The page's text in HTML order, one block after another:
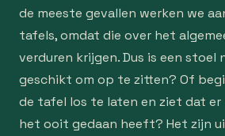
de meeste gevallen werken we
tafels, omdat die over het
verduren krijgen. Dus is een stoel
geschikt om op te zitten? Of
de tafel los te laten en ziet dat er
het ooit gedaan heeft? Het zijn